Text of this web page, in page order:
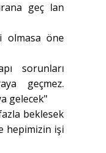
geç lan
olmasa öne
sorunları
geçmez.
gelecek"
beklesek
hepimizin işi